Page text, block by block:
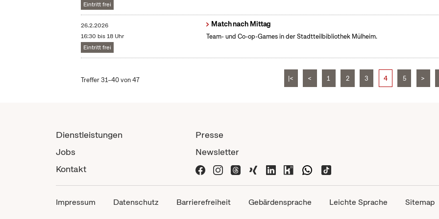
Eintritt frei
26.2.2026
16:30 bis 18 Uhr
Eintritt frei
Match nach Mittag
Team- und Co-op-Games in der Stadtteilbibliothek Mülheim.
Treffer 31–40 von 47 |< < 1 2 3 4 5 >
Dienstleistungen
Jobs
Kontakt
Presse
Newsletter
Impressum Datenschutz Barrierefreiheit Gebärdensprache Leichte Sprache Sitemap